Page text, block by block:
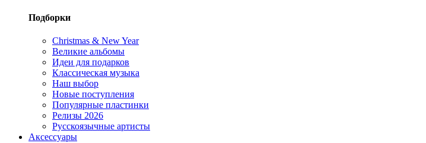
Подборки
Christmas & New Year
Великие альбомы
Идеи для подарков
Классическая музыка
Наш выбор
Новые поступления
Популярные пластинки
Релизы 2026
Русскоязычные артисты
Аксессуары